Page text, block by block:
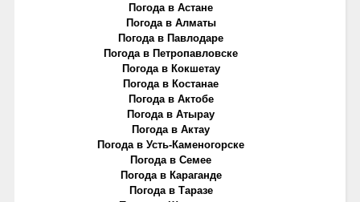
Погода в Астане
Погода в Алматы
Погода в Павлодаре
Погода в Петропавловске
Погода в Кокшетау
Погода в Костанае
Погода в Актобе
Погода в Атырау
Погода в Актау
Погода в Усть-Каменогорске
Погода в Семее
Погода в Караганде
Погода в Таразе